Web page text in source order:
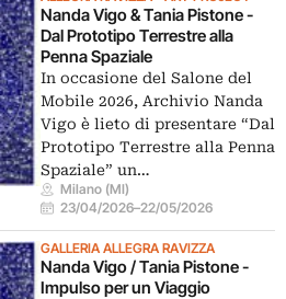
Nanda Vigo & Tania Pistone -
Dal Prototipo Terrestre alla
Penna Spaziale
In occasione del Salone del
Mobile 2026, Archivio Nanda
Vigo è lieto di presentare “Dal
Prototipo Terrestre alla Penna
Spaziale” un…
Milano (MI)
23/04/2026–22/05/2026
GALLERIA ALLEGRA RAVIZZA
Nanda Vigo / Tania Pistone -
Impulso per un Viaggio